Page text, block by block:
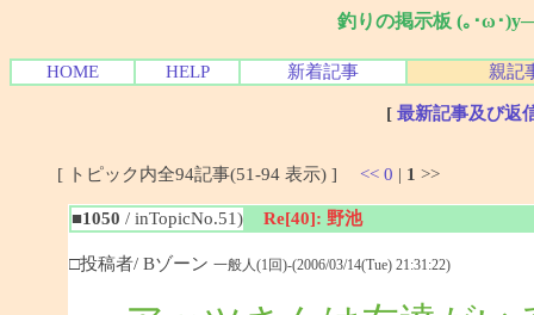
釣りの掲示板 (｡･ω･
HOME HELP 新着記事 親記
[ 最新記事及び返
[ トピック内全94記事(51-94 表示) ] << 0 | 1 >>
■1050 / inTopicNo.51) Re[40]: 野池
□投稿者/ Bゾーン 一般人(1回)-(2006/03/14(Tue) 21:31:22)